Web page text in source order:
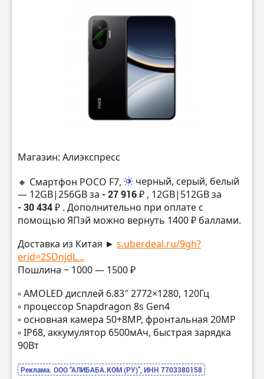
Магазин: Алиэкспресс
🔸 Смартфон POCO F7,
черный, серый, белый
— 12GB|256GB за - 27 916 ₽ , 12GB|512GB за
- 30 434 ₽ . Дополнительно при оплате с
помощью ЯПэй можно вернуть 1400 ₽ баллами.
Доставка из Китая ► s.uberdeal.ru/9gh?
erid=2SDnjdL...
Пошлина ~ 1000 — 1500 ₽
▫️ AMOLED дисплей 6.83″ 2772×1280, 120Гц
▫️ процессор Snapdragon 8s Gen4
▫️ основная камера 50+8MP, фронтальная 20MP
▫️ IP68, аккумулятор 6500мАч, быстрая зарядка
90Вт
Реклама. ООО “АЛИБАБА.КОМ (РУ)”, ИНН 7703380158